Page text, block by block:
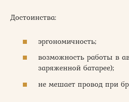
Достоинства:
эргономичность;
возможность работы в
заряженной батарее);
не мешает провод при